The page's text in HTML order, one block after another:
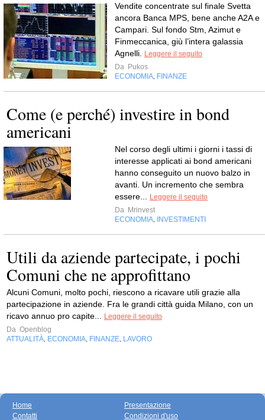
Vendite concentrate sul finale Svetta
ancora Banca MPS, bene anche A2A e
Campari. Sul fondo Stm, Azimut e
Finmeccanica, giù l’intera galassia
Agnelli.
Leggere il seguito
Da Pukos
ECONOMIA FINANZE
Come (e perché) investire in bond
americani
Nel corso degli ultimi i giorni i tassi di
interesse applicati ai bond americani
hanno conseguito un nuovo balzo in
avanti. Un incremento che sembra
essere...
Leggere il seguito
Da Mrinvest
ECONOMIA INVESTIMENTI
Utili da aziende partecipate, i pochi
Comuni che ne approfittano
Alcuni Comuni, molto pochi, riescono a ricavare utili grazie alla
partecipazione in aziende. Fra le grandi città guida Milano, con un
ricavo annuo pro capite...
Leggere il seguito
Da Openblog
ATTUALITÀ ECONOMIA FINANZE LAVORO
Home
Contatti
Presentazione
Condizioni d'uso